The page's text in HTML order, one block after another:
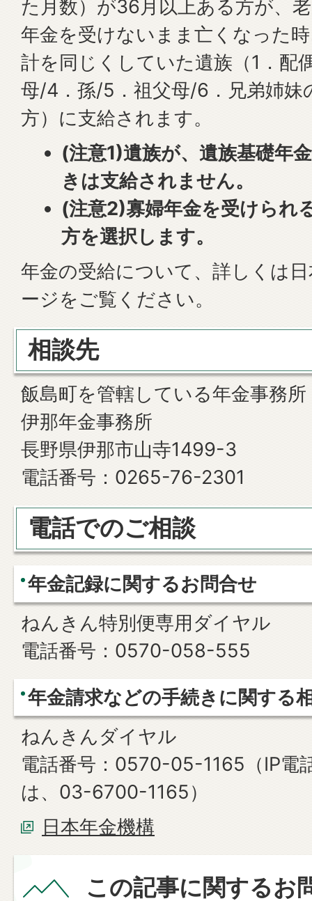
た月数）が36月以上ある方が、
年金を受けないまま亡くなった
計を同じくしていた遺族（1．配
母/4．孫/5．祖父母/6．兄弟姉妹
方）に支給されます。
(注意1)遺族が、遺族基礎年
きは支給されません。
(注意2)寡婦年金を受けられ
方を選択します。
年金の受給について、詳しくは
ージをご覧ください。
相談先
飯島町を管轄している年金事務所
伊那年金事務所
長野県伊那市山寺1499-3
電話番号：0265-76-2301
電話でのご相談
年金記録に関するお問合せ
ねんきん特別便専用ダイヤル
電話番号：0570-058-555
年金請求などの手続きに関する
ねんきんダイヤル
電話番号：0570-05-1165（IP電
は、03-6700-1165）
日本年金機構
この記事に関するお